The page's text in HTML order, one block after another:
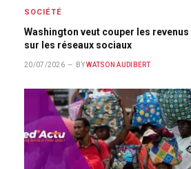
SOCIÉTÉ
Washington veut couper les
sur les réseaux sociaux
20/07/2026 BY WATSON AUDIBERT